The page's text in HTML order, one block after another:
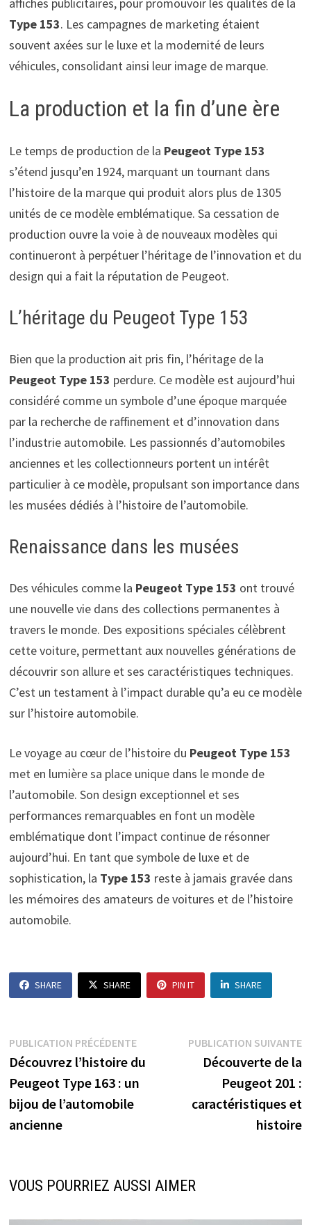
Type 153. Les campagnes de marketing étaient
souvent axées sur le luxe et la modernité de leurs
véhicules, consolidant ainsi leur image de marque.
La production et la fin d’une ère
Le temps de production de la Peugeot Type 153
s’étend jusqu’en 1924, marquant un tournant dans
l’histoire de la marque qui produit alors plus de 1305
unités de ce modèle emblématique. Sa cessation de
production ouvre la voie à de nouveaux modèles qui
continueront à perpétuer l’héritage de l’innovation et du
design qui a fait la réputation de Peugeot.
L’héritage du Peugeot Type 153
Bien que la production ait pris fin, l’héritage de la
Peugeot Type 153 perdure. Ce modèle est aujourd’hui
considéré comme un symbole d’une époque marquée
par la recherche de raffinement et d’innovation dans
l’industrie automobile. Les passionnés d’automobiles
anciennes et les collectionneurs portent un intérêt
particulier à ce modèle, propulsant son importance dans
les musées dédiés à l’histoire de l’automobile.
Renaissance dans les musées
Des véhicules comme la Peugeot Type 153 ont trouvé
une nouvelle vie dans des collections permanentes à
travers le monde. Des expositions spéciales célèbrent
cette voiture, permettant aux nouvelles générations de
découvrir son allure et ses caractéristiques techniques.
C’est un testament à l’impact durable qu’a eu ce modèle
sur l’histoire automobile.
Le voyage au cœur de l’histoire du Peugeot Type 153
met en lumière sa place unique dans le monde de
l’automobile. Son design exceptionnel et ses
performances remarquables en font un modèle
emblématique dont l’impact continue de résonner
aujourd’hui. En tant que symbole de luxe et de
sophistication, la Type 153 reste à jamais gravée dans
les mémoires des amateurs de voitures et de l’histoire
automobile.
SHARE SHARE PIN IT SHARE
Navigation
de
l’article
PUBLICATION PRÉCÉDENTEPublication
précédente :
Découvrez l’histoire du
Peugeot Type 163 : un
bijou de l’automobile
ancienne
PUBLICATION SUIVANTE
Découverte de la
Peugeot 201 :
caractéristiques et
histoire
VOUS POURRIEZ AUSSI AIMER